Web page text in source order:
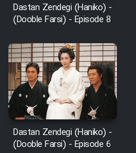
Dastan Zendegi (Haniko) -
(Dooble Farsi) - Episode 8
Dastan Zendegi (Haniko) -
(Dooble Farsi) - Episode 6